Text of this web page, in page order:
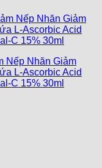
Nếp Nhăn Giảm
L-Ascorbic Acid
C 15% 30ml